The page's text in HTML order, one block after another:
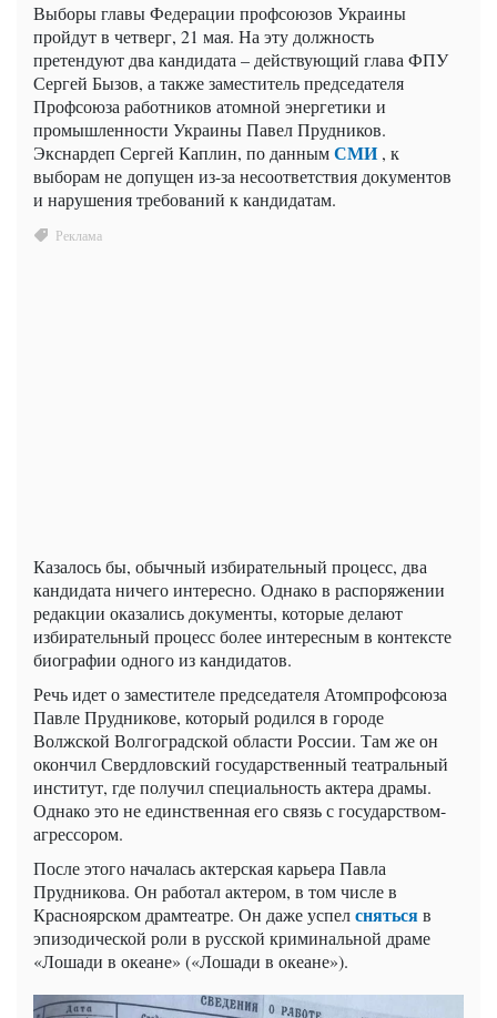
Выборы главы Федерации профсоюзов Украины
пройдут в четверг, 21 мая. На эту должность
претендуют два кандидата – действующий глава ФПУ
Сергей Бызов, а также заместитель председателя
Профсоюза работников атомной энергетики и
промышленности Украины Павел Прудников.
Экснардеп Сергей Каплин, по даннымСМИ, к
выборам не допущен из-за несоответствия документов
и нарушения требований к кандидатам.
Казалось бы, обычный избирательный процесс, два
кандидата ничего интересно. Однако в распоряжении
редакции оказались документы, которые делают
избирательный процесс более интересным в контексте
биографии одного из кандидатов.
Речь идет о заместителе председателя Атомпрофсоюза
Павле Прудникове, который родился в городе
Волжской Волгоградской области России. Там же он
окончил Свердловский государственный театральный
институт, где получил специальность актера драмы.
Однако это не единственная его связь с государством-
агрессором.
После этого началась актерская карьера Павла
Прудникова. Он работал актером, в том числе в
Красноярском драмтеатре. Он даже успелснятьсяв
эпизодической роли в русской криминальной драме
«Лошади в океане» («Лошади в океане»).